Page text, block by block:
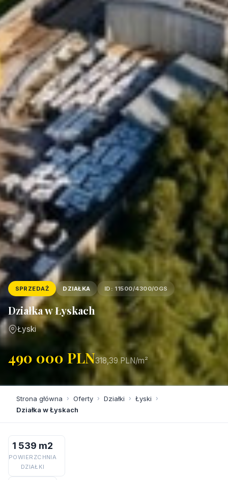
SPRZEDAŻ DZIAŁKA ID: 11500/4300/OGS
Działka w Łyskach
Łyski
490 000 PLN318,39 PLN/m²
Strona główna › Oferty › Działki › Łyski ›
Działka w Łyskach
1 539 m2
POWIERZCHNIA
DZIAŁKI